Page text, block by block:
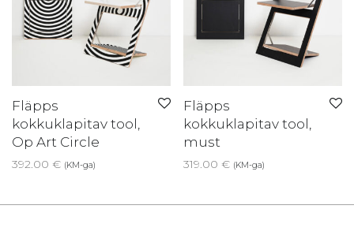
Fläpps
kokkuklapitav tool,
Op Art Circle
392.00 € (KM-ga)
Fläpps
kokkuklapitav tool,
must
319.00 € (KM-ga)